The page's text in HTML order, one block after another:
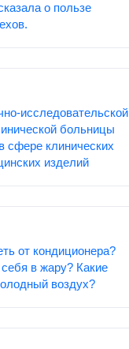
о пользе
исследовательской
больницы
сфере клинических
изделий
от кондиционера?
в жару? Какие
воздух?